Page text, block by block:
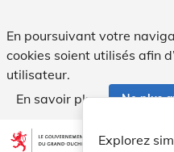
En poursuivant votre
cookies soient utilisés afin
utilisateur.
En savoir plus
Ne plus
Aller au contenu Explorez